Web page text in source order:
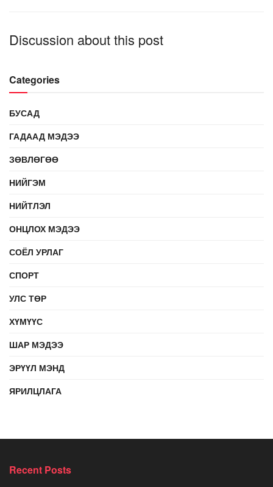
Discussion about this post
Categories
БУСАД
ГАДААД МЭДЭЭ
ЗӨВЛӨГӨӨ
НИЙГЭМ
НИЙТЛЭЛ
ОНЦЛОХ МЭДЭЭ
СОЁЛ УРЛАГ
СПОРТ
УЛС ТӨР
ХҮМҮҮС
ШАР МЭДЭЭ
ЭРҮҮЛ МЭНД
ЯРИЛЦЛАГА
Recent Posts